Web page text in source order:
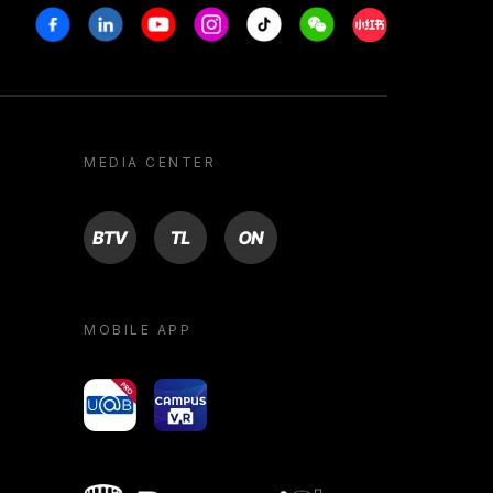
FacebookLinkedinYoutubeInstagram
Tiktok WeechatXiaohongshu/
MEDIA CENTER
BTV TL ON
MOBILE APP
yoU@B Campus VR